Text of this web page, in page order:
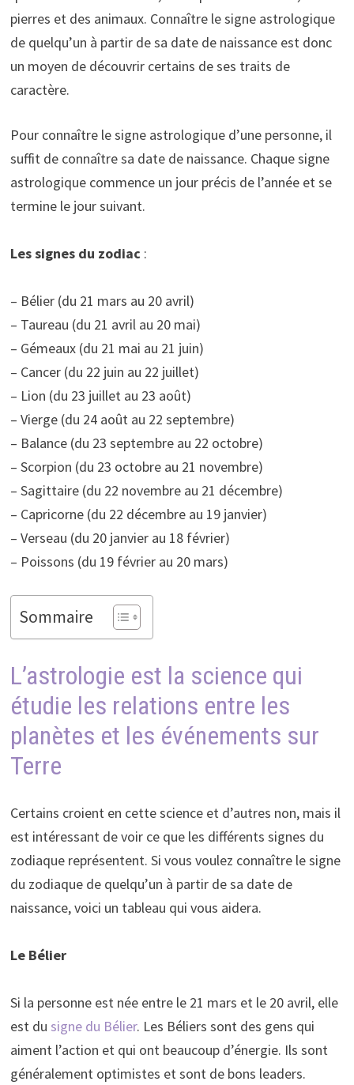
pierres et des animaux. Connaître le signe astrologique
de quelqu’un à partir de sa date de naissance est donc
un moyen de découvrir certains de ses traits de
caractère.
Pour connaître le signe astrologique d’une personne, il
suffit de connaître sa date de naissance. Chaque signe
astrologique commence un jour précis de l’année et se
termine le jour suivant.
Les signes du zodiac :
– Bélier (du 21 mars au 20 avril)
– Taureau (du 21 avril au 20 mai)
– Gémeaux (du 21 mai au 21 juin)
– Cancer (du 22 juin au 22 juillet)
– Lion (du 23 juillet au 23 août)
– Vierge (du 24 août au 22 septembre)
– Balance (du 23 septembre au 22 octobre)
– Scorpion (du 23 octobre au 21 novembre)
– Sagittaire (du 22 novembre au 21 décembre)
– Capricorne (du 22 décembre au 19 janvier)
– Verseau (du 20 janvier au 18 février)
– Poissons (du 19 février au 20 mars)
Sommaire
L’astrologie est la science qui
étudie les relations entre les
planètes et les événements sur
Terre
Certains croient en cette science et d’autres non, mais il
est intéressant de voir ce que les différents signes du
zodiaque représentent. Si vous voulez connaître le signe
du zodiaque de quelqu’un à partir de sa date de
naissance, voici un tableau qui vous aidera.
Le Bélier
Si la personne est née entre le 21 mars et le 20 avril, elle
est du signe du Bélier. Les Béliers sont des gens qui
aiment l’action et qui ont beaucoup d’énergie. Ils sont
généralement optimistes et sont de bons leaders.